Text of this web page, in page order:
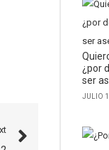
¿por
ser
JULIO